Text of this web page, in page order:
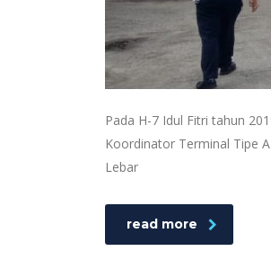
Pada H-7 Idul Fitri tahun
Koordinator Terminal Tipe
Lebar
read more